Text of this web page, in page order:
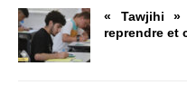
« Tawjihi »
reprendre et